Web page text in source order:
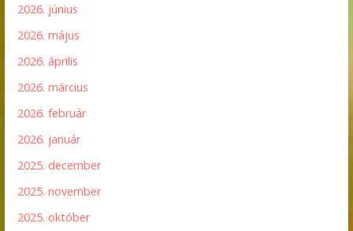
2026. június
2026. május
2026. április
2026. március
2026. február
2026. január
2025. december
2025. november
2025. október